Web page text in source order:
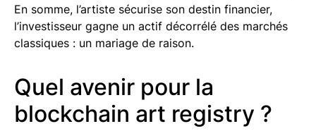
En somme, l’artiste sécurise son destin financier,
l’investisseur gagne un actif décorrélé des marchés
classiques : un mariage de raison.
Quel avenir pour la
blockchain art registry ?